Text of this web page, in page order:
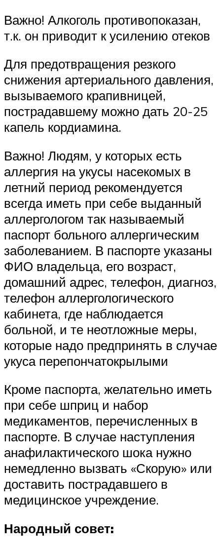
Важно! Алкоголь противопоказан,
т.к. он приводит к усилению отеков
Для предотвращения резкого
снижения артериального давления,
вызываемого крапивницей,
пострадавшему можно дать 20-25
капель кордиамина.
Важно! Людям, у которых есть
аллергия на укусы насекомых в
летний период рекомендуется
всегда иметь при себе выданный
аллергологом так называемый
паспорт больного аллергическим
заболеванием. В паспорте указаны
ФИО владельца, его возраст,
домашний адрес, телефон, диагноз,
телефон аллергологического
кабинета, где наблюдается
больной, и те неотложные меры,
которые надо предпринять в случае
укуса перепончатокрылыми
Кроме паспорта, желательно иметь
при себе шприц и набор
медикаментов, перечисленных в
паспорте. В случае наступления
анафилактического шока нужно
немедленно вызвать «Скорую» или
доставить пострадавшего в
медицинское учреждение.
Народный совет: